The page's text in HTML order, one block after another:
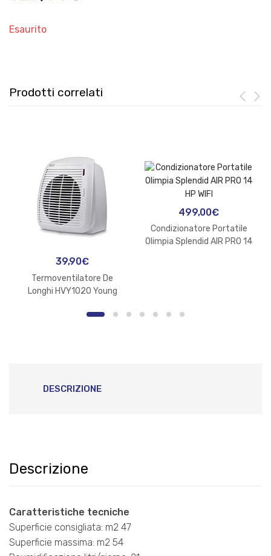
Esaurito
Prodotti correlati
39,90€
Termoventilatore De
Longhi HVY1020 Young
499,00€
Condizionatore Portatile
Olimpia Splendid AIR PRO 14
DESCRIZIONE
Descrizione
Caratteristiche tecniche
Superficie consigliata: m2 47
Superficie massima: m2 54